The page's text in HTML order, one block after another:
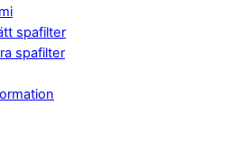
spafilter
spafilter